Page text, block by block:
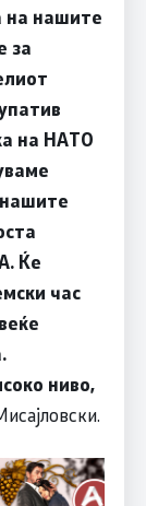
на нашите
за
на НАТО
Ќе
час
ниво,